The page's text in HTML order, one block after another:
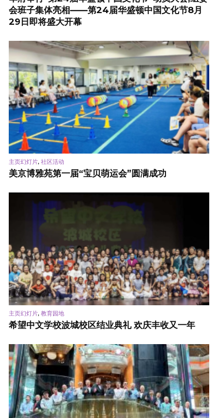
会班子集体亮相——第24届华盛顿中国文化节8月
29日即将盛大开幕
主页幻灯片, 社区活动
美京博雅苑第一届“宝贝萌运会”圆满成功
主页幻灯片, 教育园地
希望中文学校波城校区结业典礼 欢庆丰收又一年